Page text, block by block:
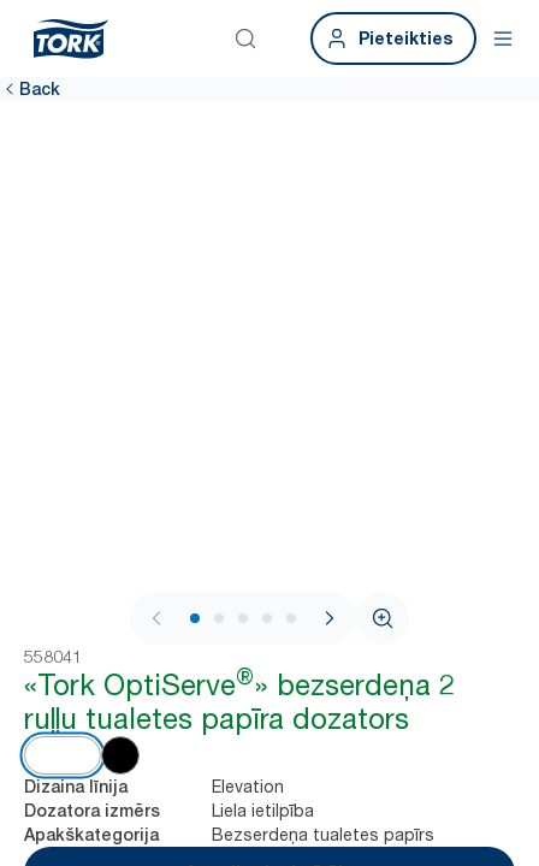
Pieteikties
Back
1 / 6
558041
«Tork OptiServe®» bezserdeņa 2
ruļļu tualetes papīra dozators
Dizaina līnija Elevation
Dozatora izmērs Liela ietilpība
Apakškategorija
Bezserdeņa tualetes papīrs